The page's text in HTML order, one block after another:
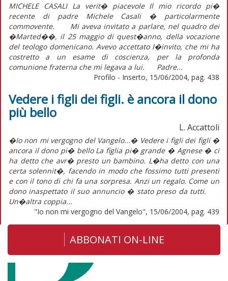
MICHELE CASALI La verit� piacevole Il mio ricordo pi�
recente di padre Michele Casali � particolarmente
commovente. Mi aveva invitato a parlare, nel quadro dei
�Marted��, il 25 maggio di quest�anno, della vocazione
del teologo domenicano. Avevo accettato l�invito, che mi ha
costretto a un esame di coscienza, per la profonda
comunione fraterna che mi legava a lui. Padre...
Profilo - Inserto, 15/06/2004, pag. 438
Vedere i figli dei figli. è ancora il dono
più bello
L. Accattoli
�Io non mi vergogno del Vangelo...� Vedere i figli dei figli �
ancora il dono pi� bello La figlia pi� grande � Agnese � ci
ha detto che avr� presto un bambino. L�ha detto con una
certa solennit�, facendo in modo che fossimo tutti presenti
e con il tono di chi fa una sorpresa. Anzi un regalo. Come un
dono inaspettato il suo annuncio � stato preso da tutti.
Un�altra coppia...
"Io non mi vergogno del Vangelo", 15/06/2004, pag. 439
ABBONATI ON-LINE